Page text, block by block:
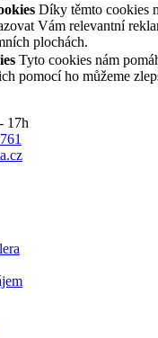
Díky těmto cookies
Vám relevantní
plochách.
Tyto cookies nám
pomocí ho můžeme
17h